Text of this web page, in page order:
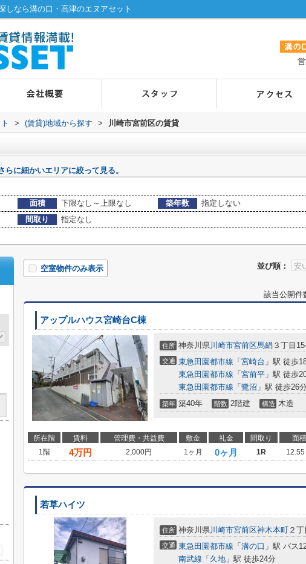
しなら溝の口・高津のエヌアセット
> (賃貸)地域から探す > 川崎市宮前区の賃貸
らに細かいエリアに絞って見る。
面積 下限なし～上限なし 築年数
指定しない
間取り
指定なし
並び順：
空室物件のみ表示
該当公開件
アップルハウス宮崎台C棟
住所 神奈川県川崎市宮前区馬絹 ３丁目
交通 東急田園都市線 「 宮崎台 」駅 徒歩
東急田園都市線 「 宮前平 」駅 徒歩
東急田園都市線 「 鷺沼 」駅 徒歩26分
築年 築40年 階数 2階建 構造 木造
所在階 賃料 管理費・共益費 敷金 礼金 間取り 面積
1階
4万円 2,000円 1ヶ月 0ヶ月 1R 12.55
若草ハイツ
住所 神奈川県川崎市宮前区神木本町 ２
交通 東急田園都市線 「 溝の口 」駅 バス
南武線 「 久地 」駅 徒歩24分